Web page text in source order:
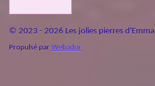
© 2023 - 2026 Les jolies pierres d'Emma
Propulsé par Webador